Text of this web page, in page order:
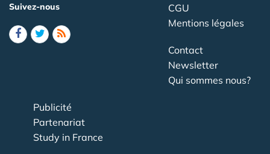
Suivez-nous
CGU
Mentions légales
Contact
Newsletter
Qui sommes nous?
Publicité
Partenariat
Study in France